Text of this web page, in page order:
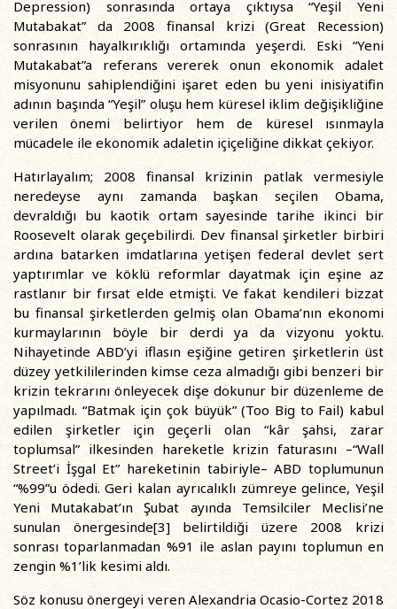
Depression) sonrasında ortaya çıktıysa “Yeşil Yeni
Mutabakat” da 2008 finansal krizi (Great Recession)
sonrasının hayalkırıklığı ortamında yeşerdi. Eski “Yeni
Mutakabat”a referans vererek onun ekonomik adalet
misyonunu sahiplendiğini işaret eden bu yeni inisiyatifin
adının başında “Yeşil” oluşu hem küresel iklim değişikliğine
verilen önemi belirtiyor hem de küresel ısınmayla
mücadele ile ekonomik adaletin içiçeliğine dikkat çekiyor.
Hatırlayalım; 2008 finansal krizinin patlak vermesiyle
neredeyse aynı zamanda başkan seçilen Obama,
devraldığı bu kaotik ortam sayesinde tarihe ikinci bir
Roosevelt olarak geçebilirdi. Dev finansal şirketler birbiri
ardına batarken imdatlarına yetişen federal devlet sert
yaptırımlar ve köklü reformlar dayatmak için eşine az
rastlanır bir fırsat elde etmişti. Ve fakat kendileri bizzat
bu finansal şirketlerden gelmiş olan Obama’nın ekonomi
kurmaylarının böyle bir derdi ya da vizyonu yoktu.
Nihayetinde ABD’yi iflasın eşiğine getiren şirketlerin üst
düzey yetkililerinden kimse ceza almadığı gibi benzeri bir
krizin tekrarını önleyecek dişe dokunur bir düzenleme de
yapılmadı. “Batmak için çok büyük” (Too Big to Fail) kabul
edilen şirketler için geçerli olan “kâr şahsi, zarar
toplumsal” ilkesinden hareketle krizin faturasını –“Wall
Street’i İşgal Et” hareketinin tabiriyle– ABD toplumunun
“%99”u ödedi. Geri kalan ayrıcalıklı zümreye gelince, Yeşil
Yeni Mutakabat’ın Şubat ayında Temsilciler Meclisi’ne
sunulan önergesinde[3] belirtildiği üzere 2008 krizi
sonrası toparlanmadan %91 ile aslan payını toplumun en
zengin %1’lik kesimi aldı.
Söz konusu önergeyi veren Alexandria Ocasio-Cortez 2018